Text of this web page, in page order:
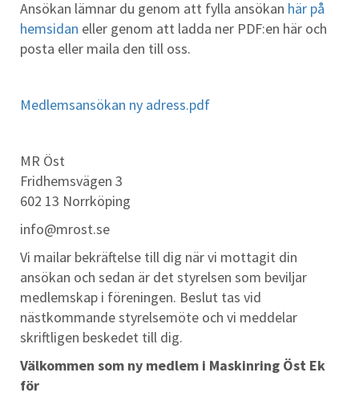
Ansökan lämnar du genom att fylla ansökan här på
hemsidan eller genom att ladda ner PDF:en här och
posta eller maila den till oss.
Medlemsansökan ny adress.pdf
MR Öst
Fridhemsvägen 3
602 13 Norrköping
info@mrost.se
Vi mailar bekräftelse till dig när vi mottagit din
ansökan och sedan är det styrelsen som beviljar
medlemskap i föreningen. Beslut tas vid
nästkommande styrelsemöte och vi meddelar
skriftligen beskedet till dig.
Välkommen som ny medlem i Maskinring Öst Ek
för